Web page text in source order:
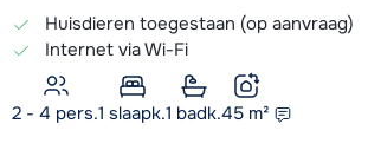
Huisdieren toegestaan (op aanvraag)
Internet via Wi-Fi
2 - 4 pers.1 slaapk.1 badk.45 m²